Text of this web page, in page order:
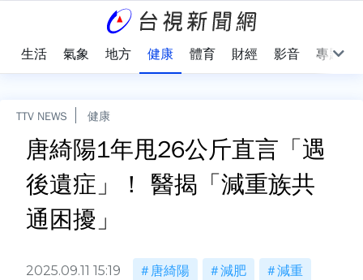
生活 氣象 地方 健康 體育 財經 影音 專題
TTV NEWS 健康
唐綺陽1年甩26公斤直言「遇
後遺症」！ 醫揭「減重族共
通困擾」
2025.09.11 15:19 唐綺陽 減肥 減重